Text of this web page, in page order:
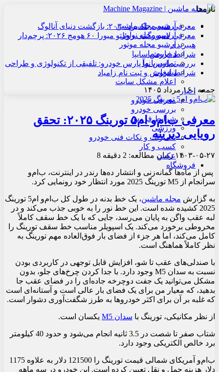
آرشیو مجله ماشین
آرشیو مجله نوآور
آرشیو مجله موتور
درباره ما
تماس با ما
تبلیغات
اعلام مشکل سایت
اخبار
معرفی خودرو
بررسی خودرو
شرایط فروش
ورزشی
تعمیرات و نکات فنی خودرو
کسب و کار
عکس
فروشگاه
تازه‌ها
معرفی هنسی بلک‌برد ۲۰۳۰: بازگشت دنیای آنالوگ
معرفی لامبورگینی روئلتو میورا ۶۰ هومج ۲۰۲۶: پرچم‌دار
هیبریدی
شرایط فروش سایپا
بررسی پارس نوآ پارس خودرو: تلفیقی از تکنولوژی و طراحی
شرایط فروش و ثبت نام زامیاد
جمعه , ۱۶ مرداد ۱۴۰۵
معرفی ب‌ام‌و ام۵ تورینگ ۲۰۲۵: تحقق
رویایی دیرینه
۱۴۰۳-۰۵-۲۷زمان مطالعه: 2 دقیقه
پس از ماه‌ها گمانه‌زنی و انتشار ده‌ها رندر در اینترنت، ب‌ام‌و
سرانجام از M5 تورینگ 2025 مورد انتظار خود رونمایی کرد.
به گزارش مجله ماشین
، یک خط بدنه در طول کل ب‌ام‌و ام5 تورینگ
2025 کشیده شده است. این خط نور را به خوبی جذب می‌کند و در
لبه عقب واگن به پایان می‌رسد، جایی که با یک خط سقف کاملاً
مخروطی برخورد می‌کند. یک اسپویلر مناسب خط سقف تورینگ را
کامل می‌کند، اما هر جزء از فضای بار فوق‌العاده مهم تورینگ به
نظر کاملاً هماهنگ است.
با صندلی‌های عقب تا شو، افزایش قابل توجهی در کاربردی بودن
نسبت به سدان M5 وجود دارد. با جدا کردن چرخ‌های جلو، بدون
مشکل می‌توانید یک جفت دوچرخه جاده‌ای را در فضای عقب جا
بدهید، که معیار من برای یک فضای بار عالی است و آستانه‌ای است
که غلبه بر آن برای اکثر خودروها به طرز شگفت‌آوری دشوار است.
از نظر مکانیکی، تورینگ با سدان M5 یکسان است.
شتاب صفر تا شصت در 3.5 ثانیه انجام می‌شود و حدود 40 کیلومتر
برد خالص الکتریکی وجود دارد.
ب‌ام‌و آمریکای شمالی قیمت تورینگ را 121500 دلار به علاوه 1175
دلار هزینه حمل و نقل تعیین کرده است. این خودرو در سه ماهه